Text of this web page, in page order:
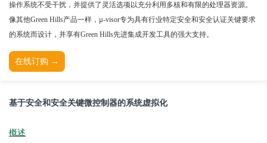
操作系统不受干扰，并提供了灵活选项以充分利用多核和有限的处理器资源。
像其他Green Hills产品一样，µ-visor专为具有行业特定安全和安全认证关键要求
的系统而设计，并享有Green Hills先进集成开发工具的强大支持。
在线订购 →
基于安全和安全关键微控制器的系统虚拟化
概述